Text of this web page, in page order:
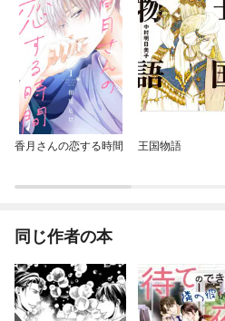
香月さんの恋する時間 王国物語
同じ作者の本